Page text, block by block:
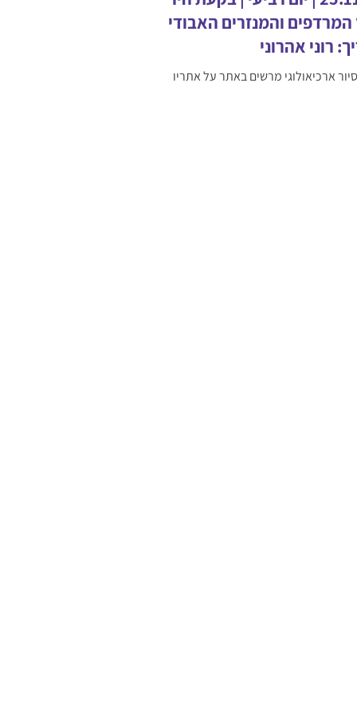
והמנזרים האבודים |
רוני אהרוני
ארכיאולוגי מרשים באתר על אתריו